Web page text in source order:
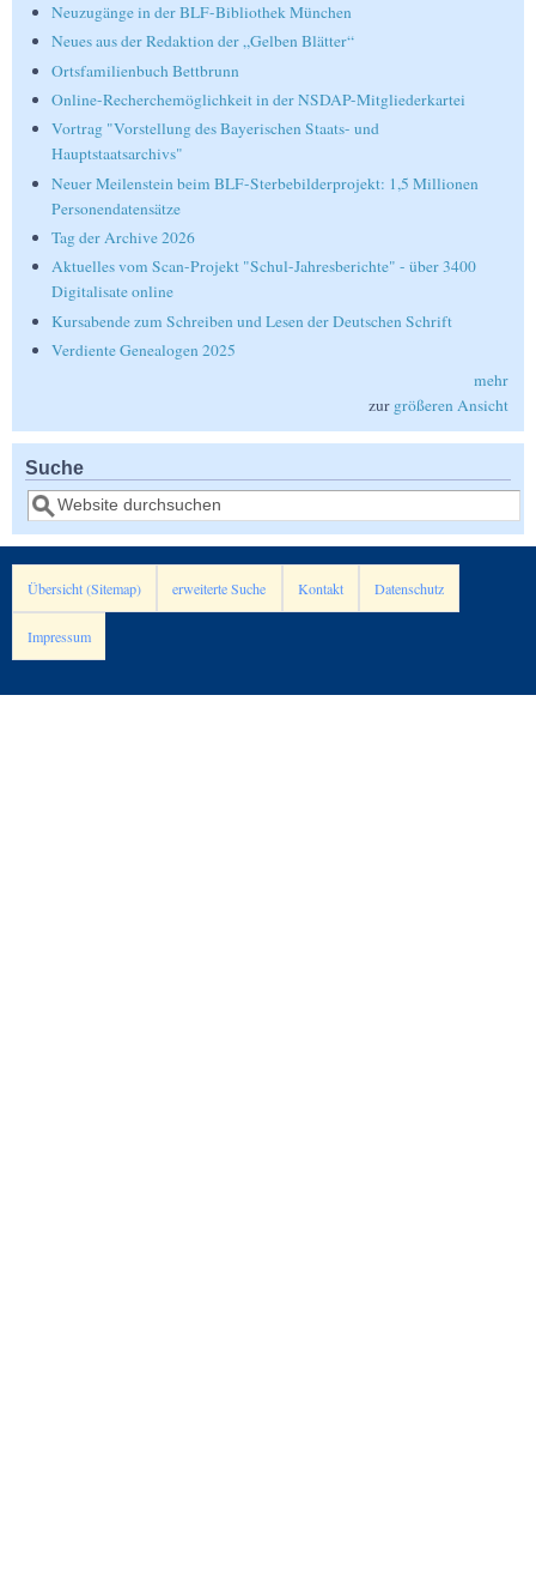
Neuzugänge in der BLF-Bibliothek München
Neues aus der Redaktion der „Gelben Blätter“
Ortsfamilienbuch Bettbrunn
Online-Recherchemöglichkeit in der NSDAP-Mitgliederkartei
Vortrag "Vorstellung des Bayerischen Staats- und
Hauptstaatsarchivs"
Neuer Meilenstein beim BLF-Sterbebilderprojekt: 1,5 Millionen
Personendatensätze
Tag der Archive 2026
Aktuelles vom Scan-Projekt "Schul-Jahresberichte" - über 3400
Digitalisate online
Kursabende zum Schreiben und Lesen der Deutschen Schrift
Verdiente Genealogen 2025
mehr
zur größeren Ansicht
Suche
Suche
Übersicht (Sitemap) erweiterte Suche Kontakt Datenschutz
Impressum